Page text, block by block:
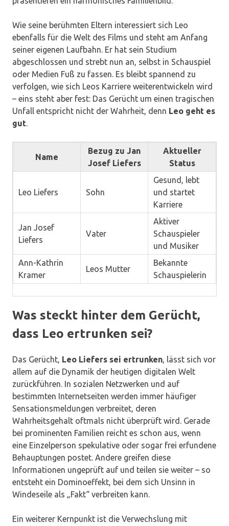
Wie seine berühmten Eltern interessiert sich Leo
ebenfalls für die Welt des Films und steht am Anfang
seiner eigenen Laufbahn. Er hat sein Studium
abgeschlossen und strebt nun an, selbst in Schauspiel
oder Medien Fuß zu fassen. Es bleibt spannend zu
verfolgen, wie sich Leos Karriere weiterentwickeln wird
– eins steht aber fest: Das Gerücht um einen tragischen
Unfall entspricht nicht der Wahrheit, denn Leo geht es
gut
Name
Bezug zu Jan
Josef Liefers
Aktueller
Status
Leo Liefers Sohn
Gesund, lebt
und startet
Karriere
Jan Josef
Liefers
Vater
Aktiver
Schauspieler
und Musiker
Ann-Kathrin
Kramer
Leos Mutter
Bekannte
Schauspielerin
Was steckt hinter dem Gerücht,
dass Leo ertrunken sei?
Das Gerücht, Leo Liefers sei ertrunken, lässt sich vor
allem auf die Dynamik der heutigen digitalen Welt
zurückführen. In sozialen Netzwerken und auf
bestimmten Internetseiten werden immer häufiger
Sensationsmeldungen verbreitet, deren
Wahrheitsgehalt oftmals nicht überprüft wird. Gerade
bei prominenten Familien reicht es schon aus, wenn
eine Einzelperson spekulative oder sogar frei erfundene
Behauptungen postet. Andere greifen diese
Informationen ungeprüft auf und teilen sie weiter – so
entsteht ein Dominoeffekt, bei dem sich Unsinn in
Windeseile als „Fakt“ verbreiten kann.
Ein weiterer Kernpunkt ist die Verwechslung mit